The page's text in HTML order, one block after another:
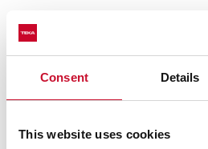
Consent Details
This website uses cookies